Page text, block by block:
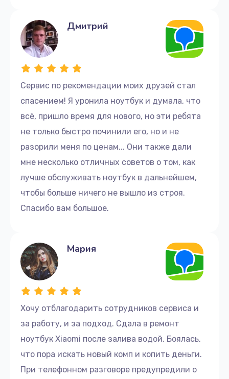
Сервис по рекомендации моих друзей стал
спасением! Я уронила ноутбук и думала, что
всё, пришло время для нового, но эти ребята
не только быстро починили его, но и не
разорили меня по ценам... Они также дали
мне несколько отличных советов о том, как
лучше обслуживать ноутбук в дальнейшем,
чтобы больше ничего не вышло из строя.
Спасибо вам большое.
Дмитрий
Хочу отблагодарить сотрудников сервиса и
за работу, и за подход. Сдала в ремонт
ноутбук Xiaomi после залива водой. Боялась,
что пора искать новый комп и копить деньги.
При телефонном разговоре предупредили о
Мария